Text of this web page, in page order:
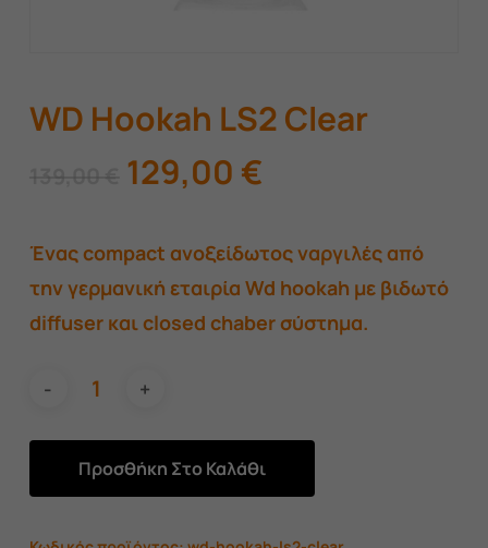
WD Hookah LS2 Clear
139,00 € Original
price
was:
139,00 €.
129,00 €Η
είναι:
129,00 €.
Ένας compact ανοξείδωτος ναργιλές από
την γερμανική εταιρία Wd hookah με βιδωτό
diffuser και closed chaber σύστημα.
Προσθήκη Στο Καλάθι